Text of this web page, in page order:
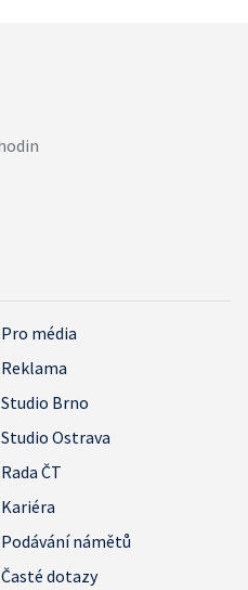
Pro média
Reklama
Studio Brno
Studio Ostrava
Rada ČT
Kariéra
Podávání námětů
Časté dotazy